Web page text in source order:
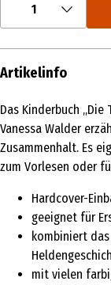
1
Artikelinfo
Das Kinderbuch
Vanessa Walder
Zusammenhalt. Es
zum Vorlesen oder
Hardcover-
geeignet für
kombiniert
mit vielen